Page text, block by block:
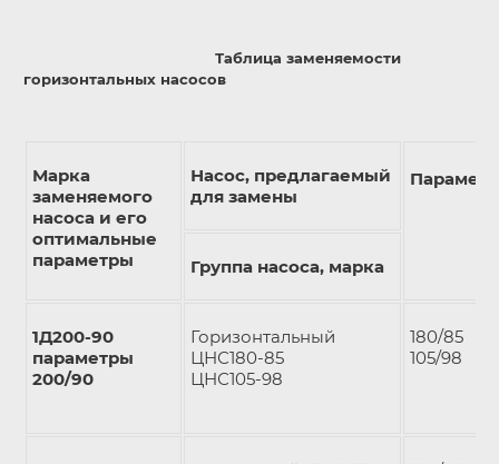
Таблица заменяемости
горизонтальных насосов
Марка
заменяемого
насоса и его
оптимальные
параметры
Насос, предлагаемый
для замены
Группа насоса, марка
1Д200-90
параметры
200/90
Горизонтальный
ЦНС180-85
ЦНС105-98
180/85
105/98